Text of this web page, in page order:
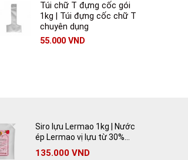
Túi chữ T đựng cốc gói
1kg | Túi đựng cốc chữ T
chuyên dụng
55.000 VND
Siro lựu Lermao 1kg | Nước
ép Lermao vị lựu từ 30%
lựu tươi
135.000 VND